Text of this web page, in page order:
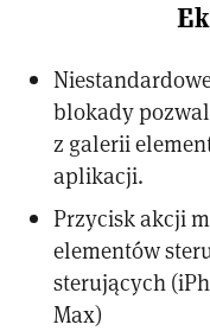
blokady
z galerii
aplikacji.
Przycisk akcji
elementów
sterujących
Max)